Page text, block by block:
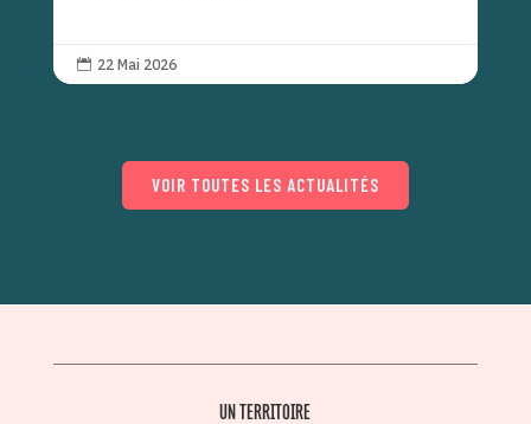
 22 Mai 2026
VOIR TOUTES LES ACTUALITÉS
UN TERRITOIRE